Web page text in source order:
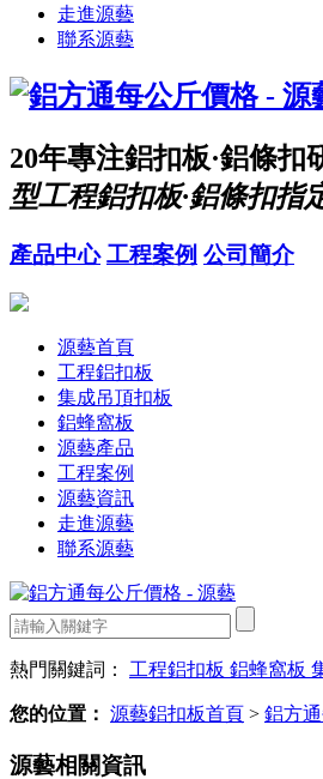
走進源藝
聯系源藝
20年專注鋁扣板·鋁條扣
型工程鋁扣板·鋁條扣指
產品中心 工程案例 公司簡介
源藝首頁
工程鋁扣板
集成吊頂扣板
鋁蜂窩板
源藝產品
工程案例
源藝資訊
走進源藝
聯系源藝
熱門關鍵詞： 工程鋁扣板 鋁蜂窩板
您的位置： 源藝鋁扣板首頁 > 鋁方
源藝相關資訊